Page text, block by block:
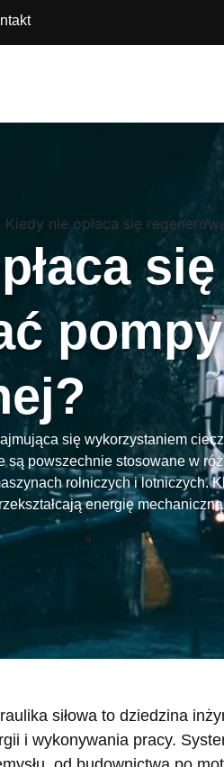
Kiedy nie opłaca się
się
pompy
się wykorzystaniem
powszechnie stosowane w
rolniczych i lotniczych.
energię
siłowa to dziedzina
i wykonywania pracy.